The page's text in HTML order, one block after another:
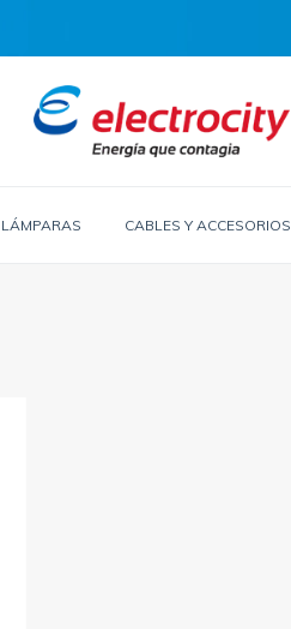
LÁMPARAS CABLES Y ACCESORIOS